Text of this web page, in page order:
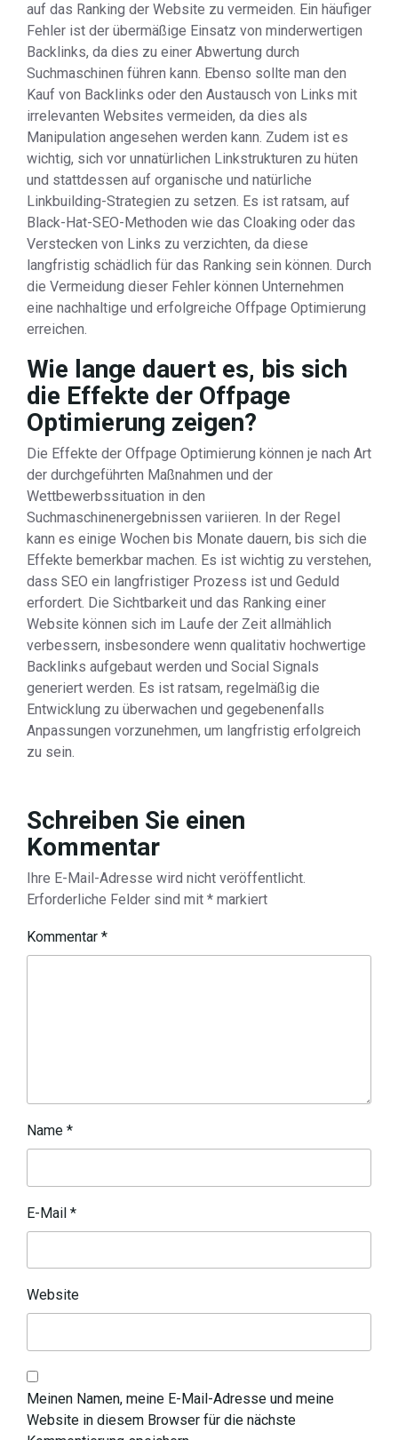
auf das Ranking der Website zu vermeiden. Ein häufiger
Fehler ist der übermäßige Einsatz von minderwertigen
Backlinks, da dies zu einer Abwertung durch
Suchmaschinen führen kann. Ebenso sollte man den
Kauf von Backlinks oder den Austausch von Links mit
irrelevanten Websites vermeiden, da dies als
Manipulation angesehen werden kann. Zudem ist es
wichtig, sich vor unnatürlichen Linkstrukturen zu hüten
und stattdessen auf organische und natürliche
Linkbuilding-Strategien zu setzen. Es ist ratsam, auf
Black-Hat-SEO-Methoden wie das Cloaking oder das
Verstecken von Links zu verzichten, da diese
langfristig schädlich für das Ranking sein können. Durch
die Vermeidung dieser Fehler können Unternehmen
eine nachhaltige und erfolgreiche Offpage Optimierung
erreichen.
Wie lange dauert es, bis sich
die Effekte der Offpage
Optimierung zeigen?
Die Effekte der Offpage Optimierung können je nach Art
der durchgeführten Maßnahmen und der
Wettbewerbssituation in den
Suchmaschinenergebnissen variieren. In der Regel
kann es einige Wochen bis Monate dauern, bis sich die
Effekte bemerkbar machen. Es ist wichtig zu verstehen,
dass SEO ein langfristiger Prozess ist und Geduld
erfordert. Die Sichtbarkeit und das Ranking einer
Website können sich im Laufe der Zeit allmählich
verbessern, insbesondere wenn qualitativ hochwertige
Backlinks aufgebaut werden und Social Signals
generiert werden. Es ist ratsam, regelmäßig die
Entwicklung zu überwachen und gegebenenfalls
Anpassungen vorzunehmen, um langfristig erfolgreich
zu sein.
Schreiben Sie einen
Kommentar
Ihre E-Mail-Adresse wird nicht veröffentlicht.
Erforderliche Felder sind mit * markiert
Kommentar *
Name *
E-Mail *
Website
Meinen Namen, meine E-Mail-Adresse und meine
Website in diesem Browser für die nächste